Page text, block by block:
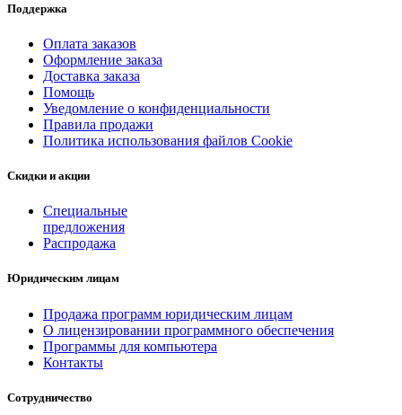
Поддержка
Оплата заказов
Оформление заказа
Доставка заказа
Помощь
Уведомление о конфиденциальности
Правила продажи
Политика использования файлов Cookie
Скидки и акции
Специальные
предложения
Распродажа
Юридическим лицам
Продажа программ юридическим лицам
О лицензировании программного обеспечения
Программы для компьютера
Контакты
Сотрудничество